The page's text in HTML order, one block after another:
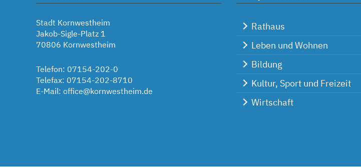
Stadt Kornwestheim
Jakob-Sigle-Platz 1
70806 Kornwestheim
Telefon: 07154-202-0
Telefax: 07154-202-8710
E-Mail: office@kornwestheim.de
Rathaus
Leben und Wohnen
Bildung
Kultur, Sport und Freizeit
Wirtschaft